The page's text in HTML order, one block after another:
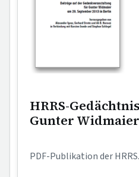
HRRS-
Gunter Widmaier
PDF-Publikation der HRRS.